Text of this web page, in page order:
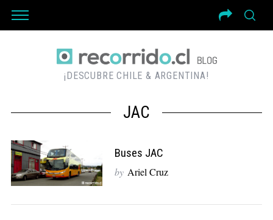
¡DESCUBRE CHILE & ARGENTINA!
JAC
Buses JAC
by Ariel Cruz